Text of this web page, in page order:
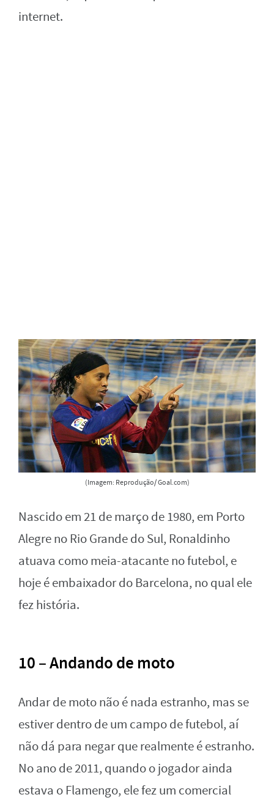
internet.
(Imagem: Reprodução/ Goal.com)
Nascido em 21 de março de 1980, em Porto
Alegre no Rio Grande do Sul, Ronaldinho
atuava como meia-atacante no futebol, e
hoje é embaixador do Barcelona, no qual ele
fez história.
10 – Andando de moto
Andar de moto não é nada estranho, mas se
estiver dentro de um campo de futebol, aí
não dá para negar que realmente é estranho.
No ano de 2011, quando o jogador ainda
estava o Flamengo, ele fez um comercial